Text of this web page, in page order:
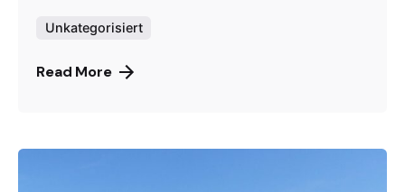
Unkategorisiert
Read More